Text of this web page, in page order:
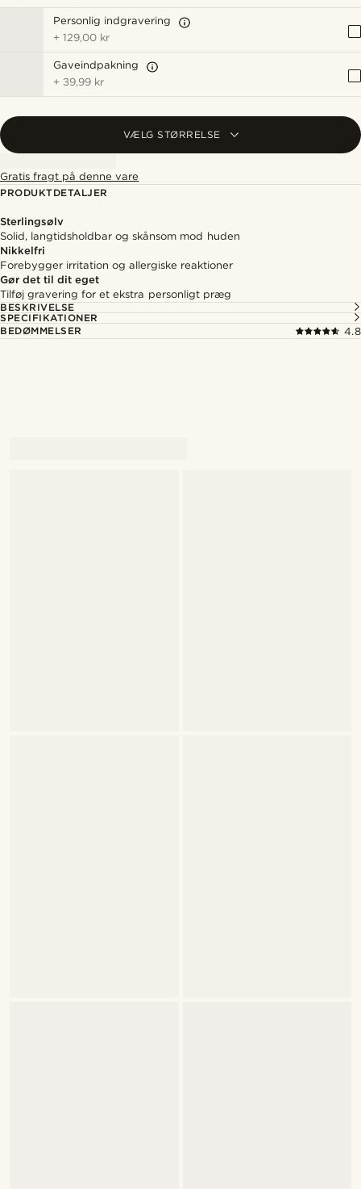
Personlig indgravering
+129,00 kr
Gaveindpakning
+ 39,99 kr
VÆLG STØRRELSE
Gratis fragt på denne vare
PRODUKTDETALJER
Sterlingsølv
Solid, langtidsholdbar og skånsom mod huden
Nikkelfri
Forebygger irritation og allergiske reaktioner
Gør det til dit eget
Tilføj gravering for et ekstra personligt præg
BESKRIVELSE
SPECIFIKATIONER
BEDØMMELSER
4.8